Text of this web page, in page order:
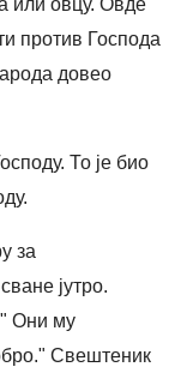
или овцу. Овде
против Господа
довео
То је био
за
јутро.
Они му
Свештеник